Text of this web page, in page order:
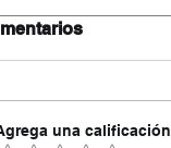
una calificación